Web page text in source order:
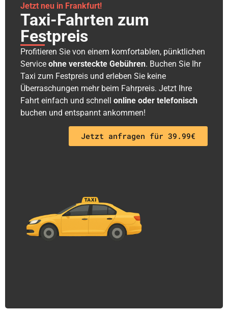
Jetzt neu in Frankfurt!
Taxi-Fahrten zum
Festpreis
Profitieren Sie von einem komfortablen, pünktlichen
Service ohne versteckte Gebühren. Buchen Sie Ihr
Taxi zum Festpreis und erleben Sie keine
Überraschungen mehr beim Fahrpreis. Jetzt Ihre
Fahrt einfach und schnell online oder telefonisch
buchen und entspannt ankommen!
Jetzt anfragen für 39.99€